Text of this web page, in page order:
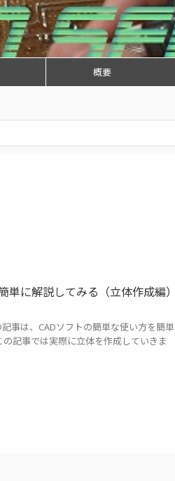
概要
単に解説してみる（立体作成編）
事は、CADソフトの簡単な使い方を簡単
記事では実際に立体を作成していきま